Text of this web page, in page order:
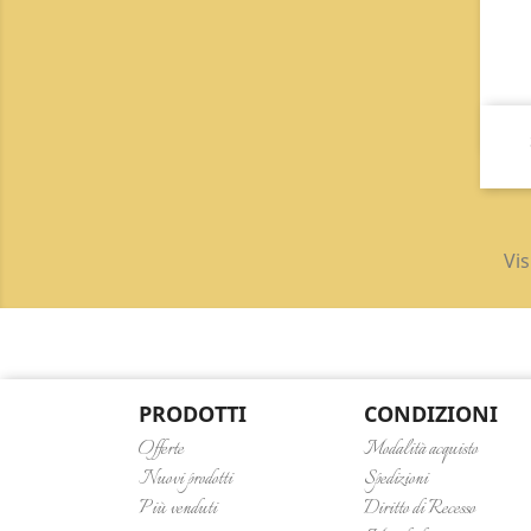
PRODOTTI
Offerte
Nuovi prodotti
Più venduti
CONDIZIONI
Modalità acquisto
Spedizioni
Diritto di Recesso